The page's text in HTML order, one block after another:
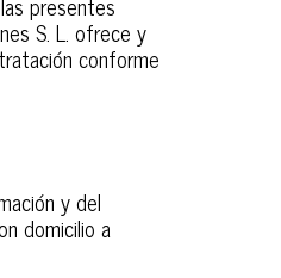
S. L. ofrece y
conforme
y del
domicilio a